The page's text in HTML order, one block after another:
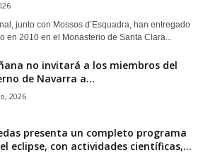
junto con Mossos d’Esquadra, han entregado
en 2010 en el Monasterio de Santa Clara...
no invitará a los miembros del
de Navarra a...
2026
presenta un completo programa
eclipse, con actividades científicas,...